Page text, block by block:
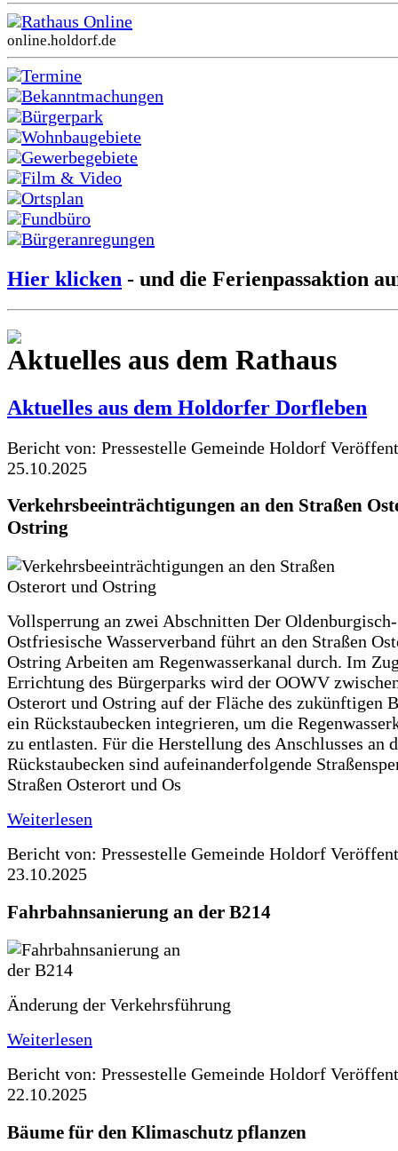
Rathaus Online
online.holdorf.de
Termine
Bekanntmachungen
Bürgerpark
Wohnbaugebiete
Gewerbegebiete
Film & Video
Ortsplan
Fundbüro
Bürgeranregungen
Hier klicken - und die Ferienpassaktion
Aktuelles aus dem Rathaus
Aktuelles aus dem Holdorfer Dorfleben
Bericht von: Pressestelle Gemeinde Holdorf
25.10.2025
Verkehrsbeeinträchtigungen an den Straßen
Ostring
Vollsperrung an zwei Abschnitten Der Oldenburgisch-
Ostfriesische Wasserverband führt an den Straßen
Ostring Arbeiten am Regenwasserkanal durch. Im
Errichtung des Bürgerparks wird der OOWV
Osterort und Ostring auf der Fläche des zukünftigen
ein Rückstaubecken integrieren, um die
zu entlasten. Für die Herstellung des Anschlusses an
Rückstaubecken sind aufeinanderfolgende
Straßen Osterort und Os
Weiterlesen
Bericht von: Pressestelle Gemeinde Holdorf
23.10.2025
Fahrbahnsanierung an der B214
Änderung der Verkehrsführung
Weiterlesen
Bericht von: Pressestelle Gemeinde Holdorf
22.10.2025
Bäume für den Klimaschutz pflanzen